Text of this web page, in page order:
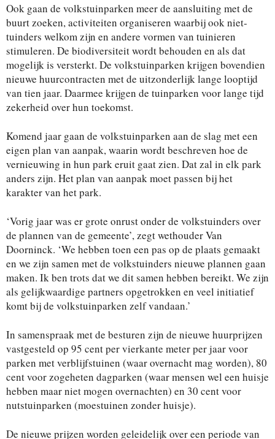
Ook gaan de volkstuinparken meer de aansluiting met de
buurt zoeken, activiteiten organiseren waarbij ook niet-
tuinders welkom zijn en andere vormen van tuinieren
stimuleren. De biodiversiteit wordt behouden en als dat
mogelijk is versterkt. De volkstuinparken krijgen bovendien
nieuwe huurcontracten met de uitzonderlijk lange looptijd
van tien jaar. Daarmee krijgen de tuinparken voor lange tijd
zekerheid over hun toekomst.
Komend jaar gaan de volkstuinparken aan de slag met een
eigen plan van aanpak, waarin wordt beschreven hoe de
vernieuwing in hun park eruit gaat zien. Dat zal in elk park
anders zijn. Het plan van aanpak moet passen bij het
karakter van het park.
‘Vorig jaar was er grote onrust onder de volkstuinders over
de plannen van de gemeente’, zegt wethouder Van
Doorninck. ‘We hebben toen een pas op de plaats gemaakt
en we zijn samen met de volkstuinders nieuwe plannen gaan
maken. Ik ben trots dat we dit samen hebben bereikt. We zijn
als gelijkwaardige partners opgetrokken en veel initiatief
komt bij de volkstuinparken zelf vandaan.’
In samenspraak met de besturen zijn de nieuwe huurprijzen
vastgesteld op 95 cent per vierkante meter per jaar voor
parken met verblijfstuinen (waar overnacht mag worden), 80
cent voor zogeheten dagparken (waar mensen wel een huisje
hebben maar niet mogen overnachten) en 30 cent voor
nutstuinparken (moestuinen zonder huisje).
De nieuwe prijzen worden geleidelijk over een periode van